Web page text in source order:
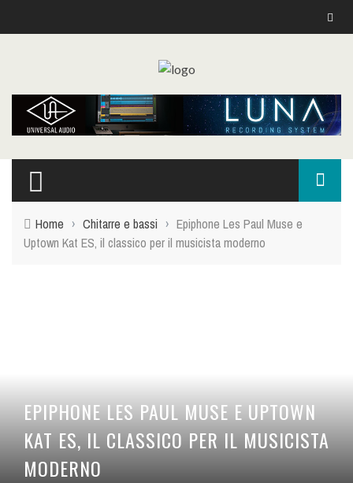
NEWS
KEY & SYNTH
DJ
PIANOFORTI E ARRANGER
Home › Chitarre e bassi › Epiphone Les Paul Muse e
Uptown Kat ES, il classico per il musicista moderno
EPIPHONE LES PAUL MUSE E UPTOWN
KAT ES, IL CLASSICO PER IL MUSICISTA
MODERNO